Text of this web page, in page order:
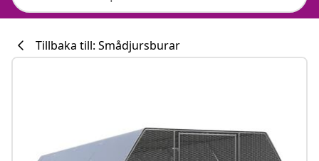
Tillbaka till: Smådjursburar